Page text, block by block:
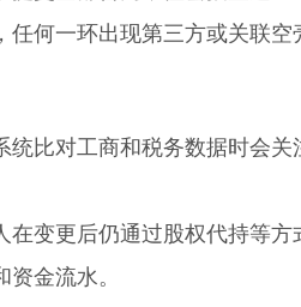
，任何一环出现第三方或关联
比对工商和税务数据时会关
变更后仍通过股权代持等方
金流水。